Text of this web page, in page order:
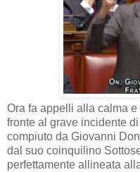
Ora fa appelli alla calma
fronte al grave incidente
compiuto da Giovanni
dal suo coinquilino
perfettamente allineata